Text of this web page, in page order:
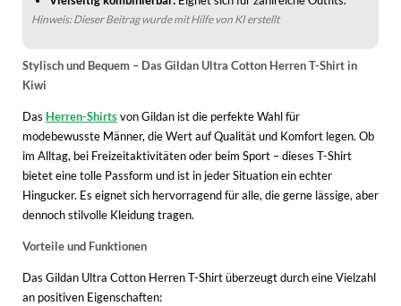
Hinweis: Dieser Beitrag wurde mit Hilfe von KI erstellt
Stylisch und Bequem – Das Gildan Ultra Cotton Herren T-Shirt in
Kiwi
Das Herren-Shirtsvon Gildan ist die perfekte Wahl für
modebewusste Männer, die Wert auf Qualität und Komfort legen. Ob
im Alltag, bei Freizeitaktivitäten oder beim Sport – dieses T-Shirt
bietet eine tolle Passform und ist in jeder Situation ein echter
Hingucker. Es eignet sich hervorragend für alle, die gerne lässige, aber
dennoch stilvolle Kleidung tragen.
Vorteile und Funktionen
Das Gildan Ultra Cotton Herren T-Shirt überzeugt durch eine Vielzahl
an positiven Eigenschaften: